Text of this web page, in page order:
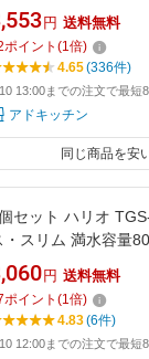
ホーロー のだホー
製 ぬか漬け 漬物 送
円 送料無料
ポイント (1倍)
4.65(336件)
13:00までの注文で最短
アドキッチン
同じ商品を安
セット ハリオ
・スリム 満水容量
SK30695】
円 送料無料
ポイント (1倍)
4.83(6件)
12:00までの注文で最短